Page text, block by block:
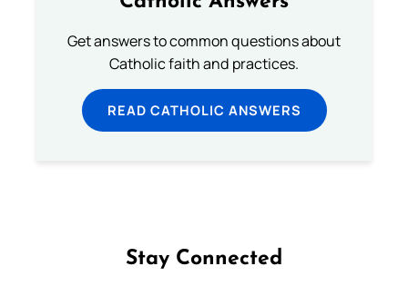
Get answers to common questions about
Catholic faith and practices.
READ CATHOLIC ANSWERS
Stay Connected